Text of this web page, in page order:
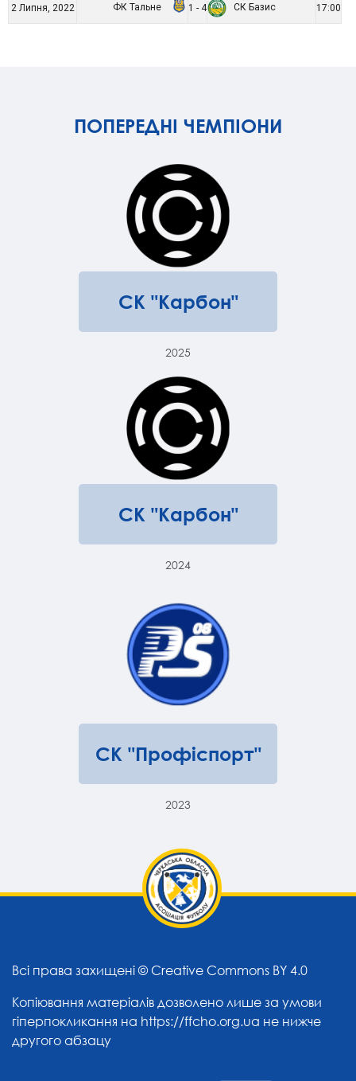
2 Липня, 2022 ФК Тальне 1 - 4 СК Базис 17:00
ПОПЕРЕДНІ ЧЕМПІОНИ
СК "Карбон"
2025
СК "Карбон"
2024
СК "Профіспорт"
2023
Всі права захищені © Creative Commons BY 4.0
Копіювання матеріалів дозволено лише за умови
гіперпокликання на https://ffcho.org.ua не нижче
другого абзацу